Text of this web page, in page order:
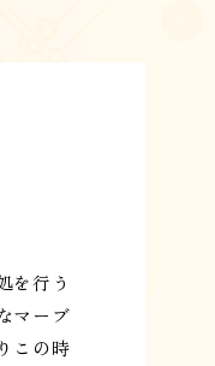
を行う
マーブ
この時